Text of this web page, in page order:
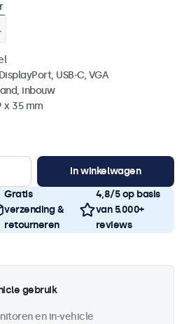
USB-C, VGA
inbouw
x 35 mm
In winkelwagen
Gratis
verzending &
retourneren
4,8/5 op basis
van 5.000+
reviews
gebruik
en in-vehicle